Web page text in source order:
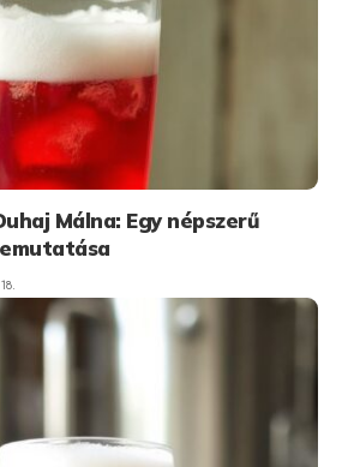
Málna: Egy népszerű